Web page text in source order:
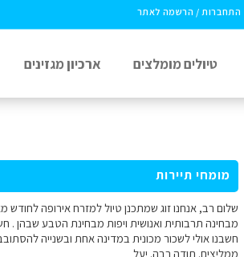
התחברות / הרשמה לאתר
טיולים מומלצים ארכיון מגזינים
מומחי תיירות
שלום רב, אנחנו זוג שמתכנן טיול למזרח אירופה
מבחינה תרבותית ואנושית ויפות מבחינת הטבע שבהן .
חשבנו אולי לשכור מכונית במדינה אחת ובשנייה
ממליצים. תודה רבה. יעל